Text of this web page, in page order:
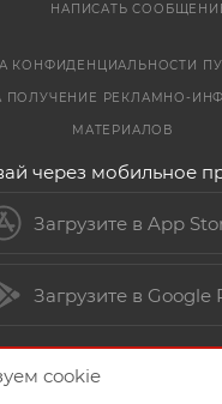
НАПИСАТЬ
КОНФИДЕНЦИАЛЬНОСТИ
ПОЛУЧЕНИЕ РЕКЛАМНО-
МАТЕРИАЛОВ
через мобильное
Загрузите в App
Загрузите в Google
cookie